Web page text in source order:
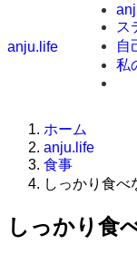
anju.life
ス
自
私
ホーム
anju.life
食事
しっかり食べ
しっかり食